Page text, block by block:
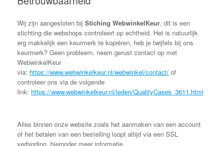
Wij zijn aangesloten bij Stiching WebwinkelKeur, dit is een
stichting die webshops controleert op echtheid. Het is natuurlijk
erg makkelijk een keurmerk te kopiëren, heb je twijfels bij ons
keurmerk? Geen probleem, neem gerust contact op met
WebwinkelKeur
via: https://www.webwinkelkeur.nl/webwinkel/contact/ of
controleer ons via de volgende
link: https://www.webwinkelkeur.nl/leden/QualityCases_3611.html
Alles binnen onze website zoals het aanmaken van een account
of het betalen van een bestelling loopt altijd via een SSL
verbinding, hieronder meer informatie.